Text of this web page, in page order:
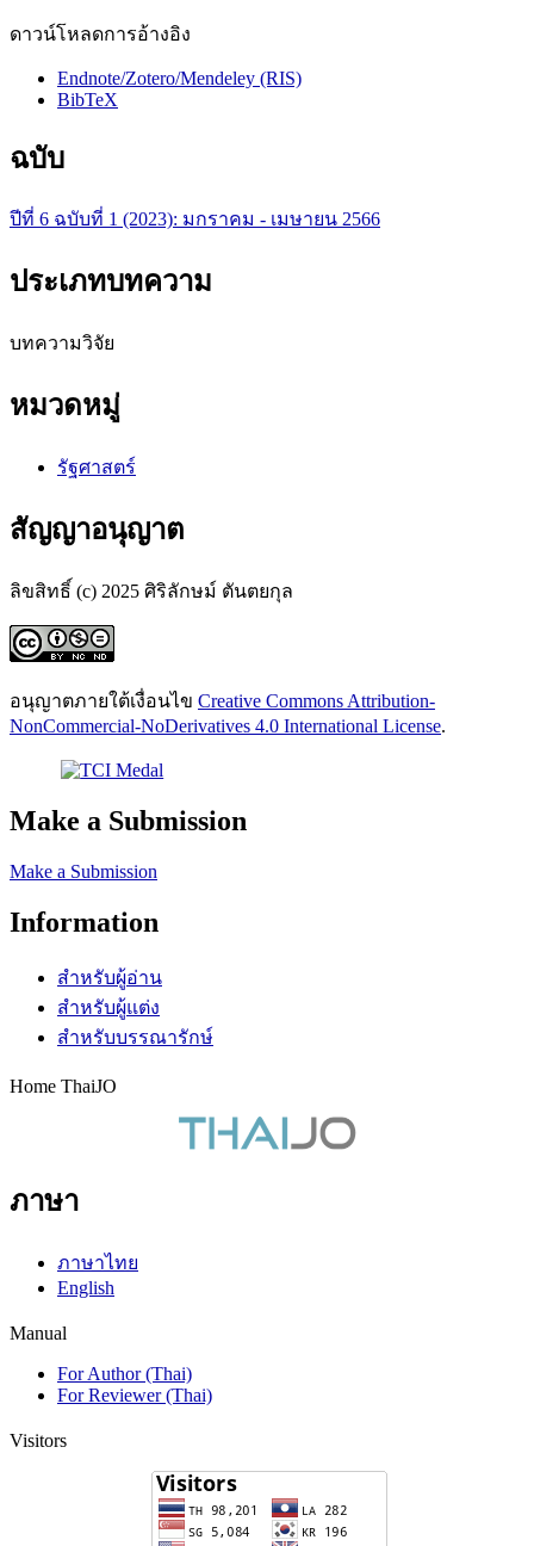
ดาวน์โหลดการอ้างอิง
Endnote/Zotero/Mendeley (RIS)
BibTeX
ฉบับ
ปีที่ 6 ฉบับที่ 1 (2023): มกราคม - เมษายน 2566
ประเภทบทความ
บทความวิจัย
หมวดหมู่
รัฐศาสตร์
สัญญาอนุญาต
ลิขสิทธิ์ (c) 2025 ศิริลักษม์ ตันตยกุล
อนุญาตภายใต้เงื่อนไข Creative Commons Attribution-
NonCommercial-NoDerivatives 4.0 International License.
Make a Submission
Make a Submission
Information
สำหรับผู้อ่าน
สำหรับผู้แต่ง
สำหรับบรรณารักษ์
Home ThaiJO
ภาษา
ภาษาไทย
English
Manual
For Author (Thai)
For Reviewer (Thai)
Visitors